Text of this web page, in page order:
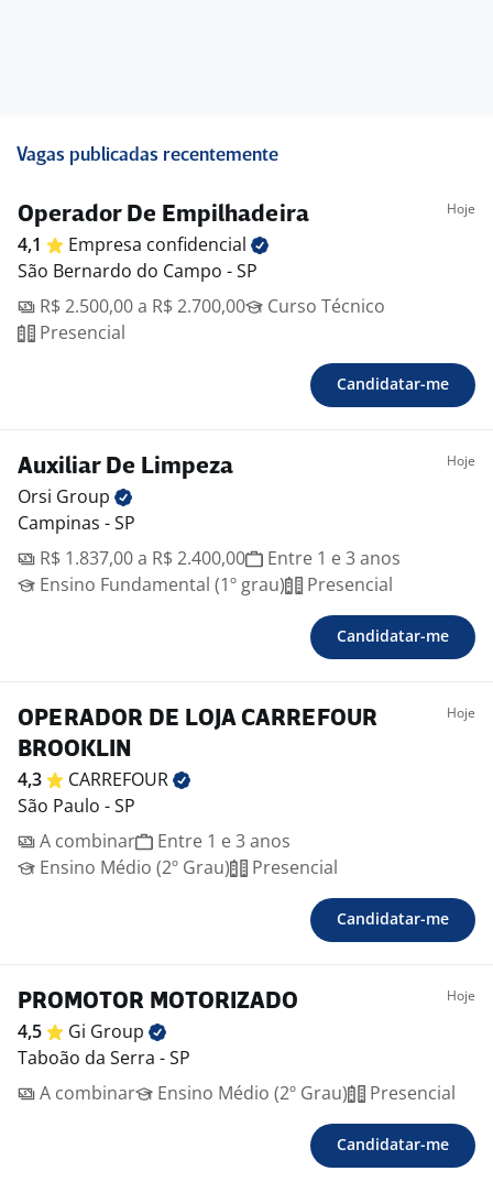
Vagas publicadas recentemente
Operador De Empilhadeira Hoje
4,1 Empresa confidencial
São Bernardo do Campo - SP
R$ 2.500,00 a R$ 2.700,00
Curso Técnico
Presencial
Candidatar-me
Auxiliar De Limpeza Hoje
Orsi Group
Campinas - SP
R$ 1.837,00 a R$ 2.400,00
Entre 1 e 3 anos
Ensino Fundamental (1º grau)
Presencial
Candidatar-me
OPERADOR DE LOJA CARREFOUR
BROOKLIN
Hoje
4,3
CARREFOUR
São Paulo - SP
A combinar
Entre 1 e 3 anos
Ensino Médio (2º Grau)
Presencial
Candidatar-me
PROMOTOR MOTORIZADO Hoje
4,5 Gi Group
Taboão da Serra - SP
A combinar
Ensino Médio (2º Grau) Presencial
Candidatar-me